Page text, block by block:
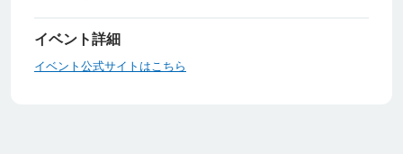
イベント詳細
イベント公式サイトはこちら